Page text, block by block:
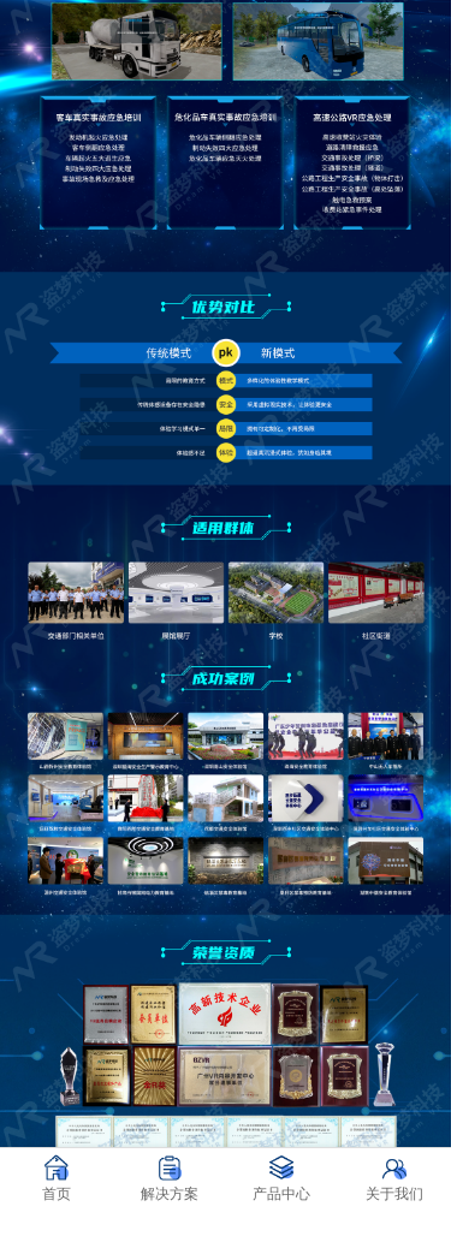
首页 解决方案 产品中心 关于我们